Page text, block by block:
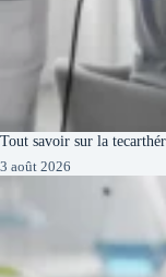
Tout savoir sur la
3 août 2026